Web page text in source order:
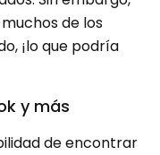
de los
¡lo que podría
y más
de encontrar